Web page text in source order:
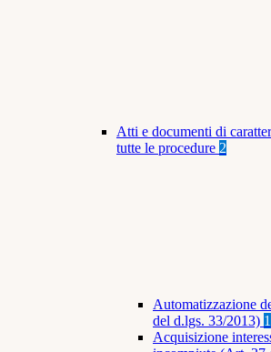
Atti e documenti di
tutte le procedure 2
Automatizzazione
del d.lgs. 33/2013) 1
Acquisizione